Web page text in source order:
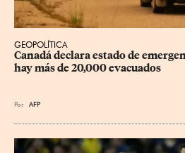
GEOPOLÍTICA
Canadá declara estado de
hay más de 20,000 evacuados
Por AFP